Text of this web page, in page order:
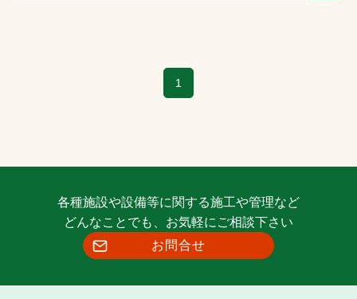
1
各種施設や設備等に関する施工や管理など
どんなことでも、お気軽にご相談下さい
お問合せ